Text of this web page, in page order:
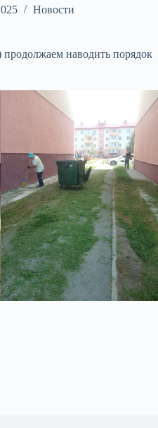
Новости
наводить порядок